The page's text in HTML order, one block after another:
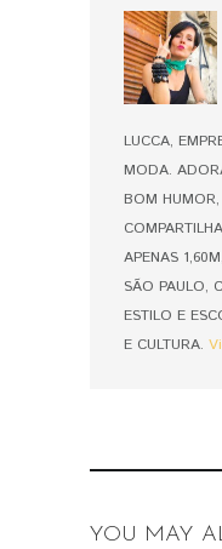
LUCCA,
MODA.
BOM
APENAS
SÃO PAULO,
ESTILO E
E CULTURA.
YOU MAY